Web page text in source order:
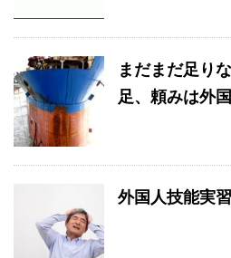
まだまだ足り
足、頼みは外
外国人技能実